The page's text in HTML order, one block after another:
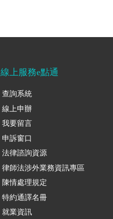
線上服務e點通
查詢系統
線上申辦
我要留言
申訴窗口
法律諮詢資源
律師法涉外業務資訊專區
陳情處理規定
特約通譯名冊
就業資訊